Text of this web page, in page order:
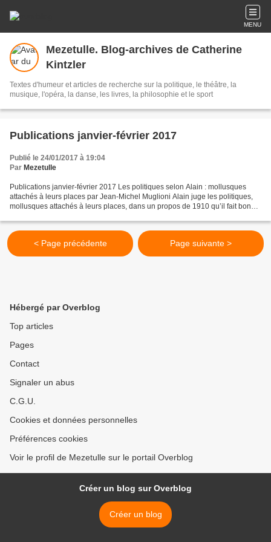
MENU
Mezetulle. Blog-archives de Catherine
Kintzler
Textes d'humeur et articles de recherche sur la politique, le théâtre, la
musique, l'opéra, la danse, les livres, la philosophie et le sport
Publications janvier-février 2017
Publié le 24/01/2017 à 19:04
Par Mezetulle
Publications janvier-février 2017 Les politiques selon Alain : mollusques
attachés à leurs places par Jean-Michel Muglioni Alain juge les politiques,
mollusques attachés à leurs places, dans un propos de 1910 qu’il fait bon
< Page précédente Page suivante >
Hébergé par Overblog
Top articles
Pages
Contact
Signaler un abus
C.G.U.
Cookies et données personnelles
Préférences cookies
Voir le profil de Mezetulle sur le portail Overblog
Créer un blog sur Overblog
Créer un blog